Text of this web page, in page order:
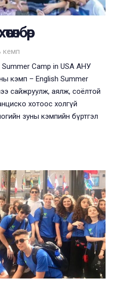
кемп
Camp in USA АНУ
кэмп – English Summer
сайжруулж, аялж, соёлтой
хотоос холгүй
зуны кэмпийн бүртгэл